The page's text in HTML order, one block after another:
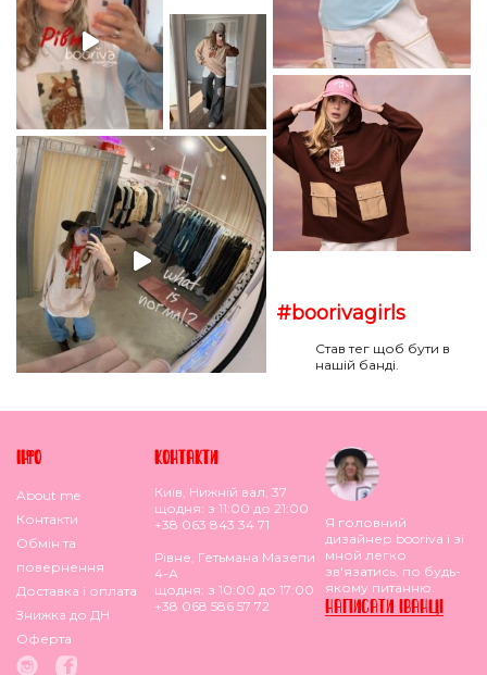
#boorivagirls
Став тег щоб бути в
нашій банді.
IНФО
About me
Контакти
Обмiн та
повернення
Доставка i оплата
Знижка до ДН
Оферта
КОНТАКТИ
Київ, Нижній вал, 37
щодня: з 11:00 до 21:00
+38 063 843 34 71
Рівне, Гетьмана Мазепи
4-А
щодня: з 10:00 до 17:00
+38 068 586 57 72
Я головний
дизайнер booriva і зі
мной легко
зв'язатись, по будь-
якому питанню.
НАПИСАТИ IВАНЦI